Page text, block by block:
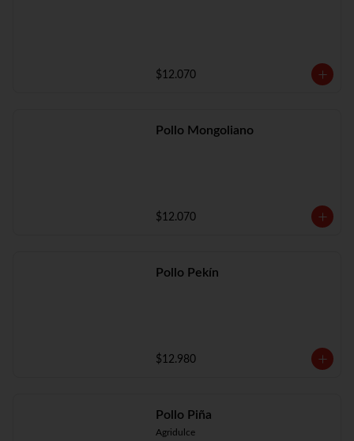
$12.070
Pollo Mongoliano
$12.070
Pollo Pekín
$12.980
Pollo Piña
Agridulce